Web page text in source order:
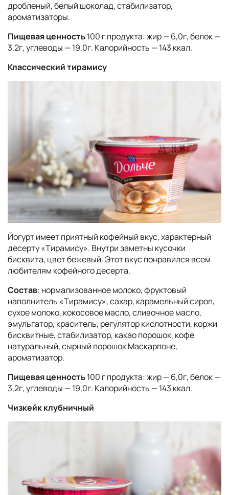
дробленый, белый шоколад, стабилизатор,
ароматизаторы.
Пищевая ценность100 г продукта: жир — 6,0г, белок —
3,2г, углеводы — 19,0г. Калорийность — 143 ккал.
Классический тирамису
Йогурт имеет приятный кофейный вкус, характерный
десерту «Тирамису». Внутри заметны кусочки
бисквита, цвет бежевый. Этот вкус понравился всем
любителям кофейного десерта.
Состав: нормализованное молоко, фруктовый
наполнитель «Тирамису», сахар, карамельный сироп,
сухое молоко, кокосовое масло, сливочное масло,
эмульгатор, краситель, регулятор кислотности, коржи
бисквитные, стабилизатор, какао порошок, кофе
натуральный, сырный порошок Маскарпоне,
ароматизатор.
Пищевая ценность100 г продукта: жир — 6,0г, белок —
3,2г, углеводы — 19,0г. Калорийность — 143 ккал.
Чизкейк клубничный